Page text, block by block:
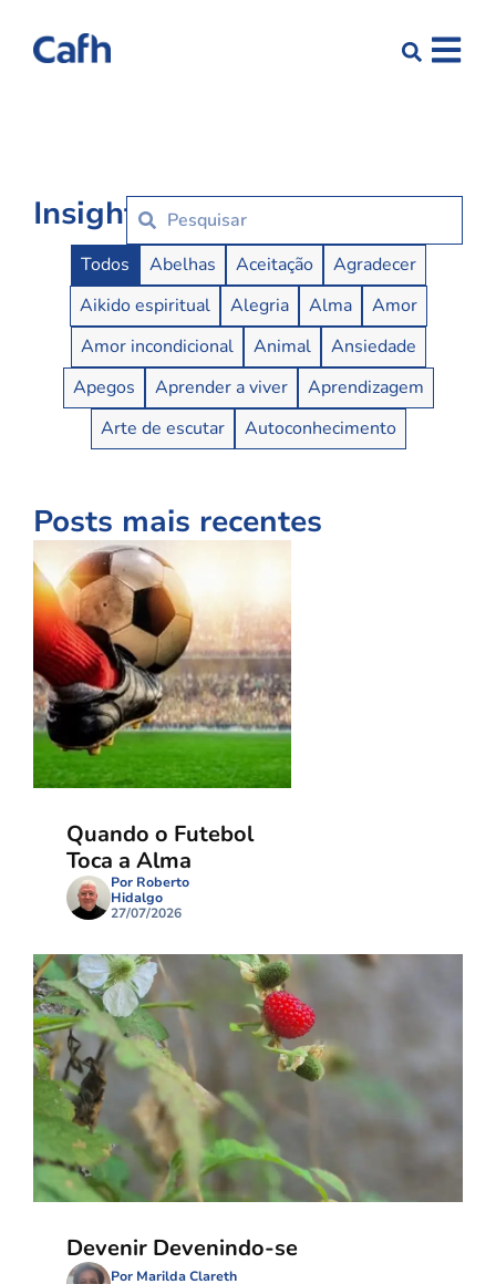
Insights
Insights Buttons
Todos Abelhas Aceitação
Agradecer
Aikido espiritual
Alegria Alma
Amor
Amor incondicional
Animal
Ansiedade
Apegos
Aprender a viver
Aprendizagem
Arte de escutar
Autoconhecimento
Posts mais recentes
Quando o Futebol
Toca a Alma
Por Roberto
Hidalgo
27/07/2026
Devenir Devenindo-se
Por Marilda Clareth